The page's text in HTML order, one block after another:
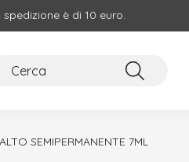
è di 10 euro.
SEMIPERMANENTE 7ML